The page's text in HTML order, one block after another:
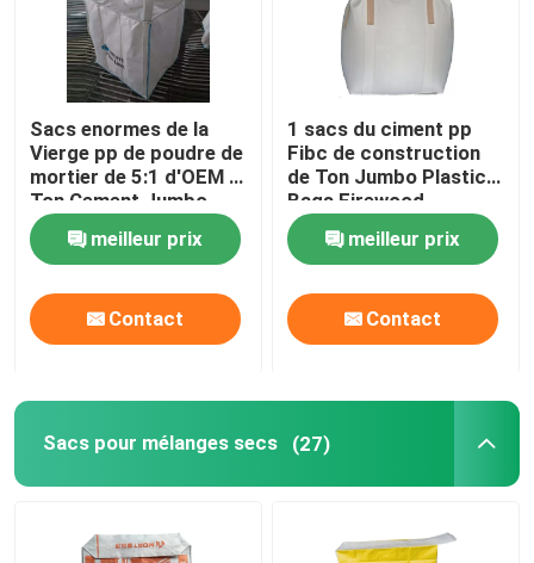
Sacs enormes de la
Vierge pp de poudre de
mortier de 5:1 d'OEM 1
Ton Cement Jumbo
Bags
meilleur prix
Contact
1 sacs du ciment pp
Fibc de construction
de Ton Jumbo Plastic
Bags Firewood
meilleur prix
Contact
Sacs pour mélanges secs (27)